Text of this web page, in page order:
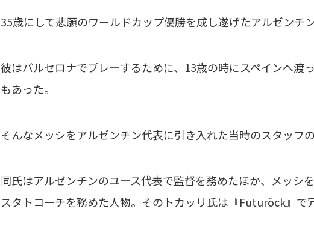
35歳にして悲願のワールドカップ優勝を成し遂げたアルゼンチ
彼はバルセロナでプレーするために、13歳の時にスペインへ渡
もあった。
そんなメッシをアルゼンチン代表に引き入れた当時のスタッフ
同氏はアルゼンチンのユース代表で監督を務めたほか、メッシ
スタトコーチを務めた人物。そのトカッリ氏は『Futuröck』で